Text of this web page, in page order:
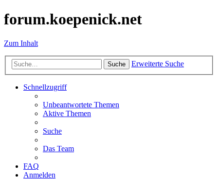
forum.koepenick.net
Zum Inhalt
Suche Erweiterte Suche
Schnellzugriff
Unbeantwortete Themen
Aktive Themen
Suche
Das Team
FAQ
Anmelden